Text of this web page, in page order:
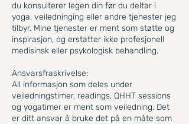
du konsulterer legen din før du deltar i
yoga, veiledninging eller andre tjenester jeg
tilbyr. Mine tjenester er ment som støtte og
inspirasjon, og erstatter ikke profesjonell
medisinsk eller psykologisk behandling.
Ansvarsfraskrivelse:
All informasjon som deles under
veiledningstimer, readings, QHHT sessions
og yogatimer er ment som veiledning. Det
er ditt ansvar å bruke det på en måte som